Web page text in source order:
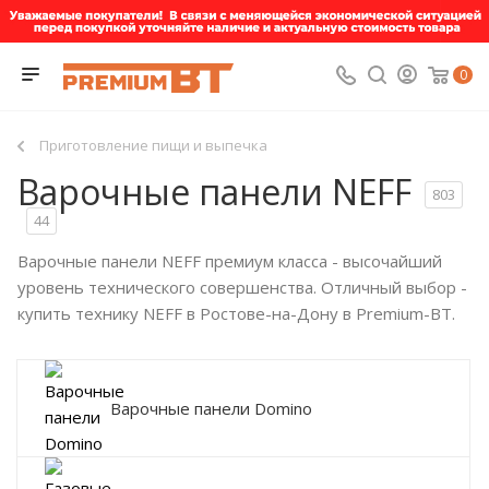
0
Приготовление пищи и выпечка
Варочные панели NEFF
803
44
Варочные панели Domino
Варочные панели NEFF премиум класса - высочайший
уровень технического совершенства. Отличный выбор -
купить технику NEFF в Ростове-на-Дону в Premium-BT.